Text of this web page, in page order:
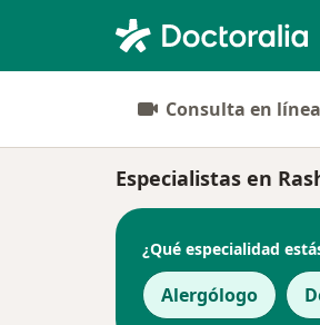
Consulta en línea
Especialistas en
¿Qué especialidad
Alergólogo